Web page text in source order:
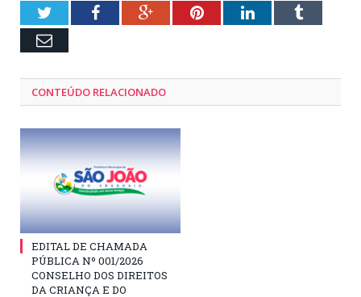
TwitterFacebookGoogle+PinterestLinkedInTumblr
Email
CONTEÚDO RELACIONADO
EDITAL DE CHAMADA
PÚBLICA Nº 001/2026
CONSELHO DOS DIREITOS
DA CRIANÇA E DO